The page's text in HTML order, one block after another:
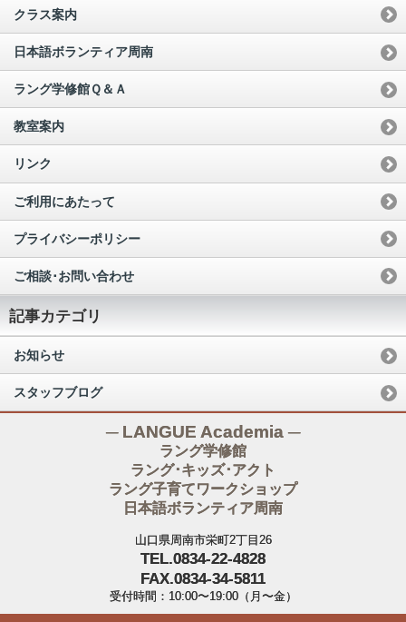
クラス案内
日本語ボランティア周南
ラング学修館Ｑ＆Ａ
教室案内
リンク
ご利用にあたって
プライバシーポリシー
ご相談･お問い合わせ
記事カテゴリ
お知らせ
スタッフブログ
─ LANGUE Academia ─
ラング学修館
ラング･キッズ･アクト
ラング子育てワークショップ
日本語ボランティア周南
山口県周南市栄町2丁目26
TEL.0834-22-4828
FAX.0834-34-5811
受付時間：10:00〜19:00（月〜金）